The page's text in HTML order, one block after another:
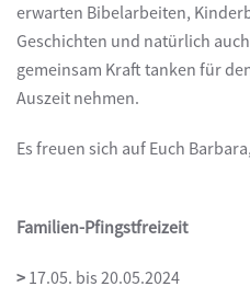
erwarten Bibelarbeiten,
Geschichten und natürlich
gemeinsam Kraft tanken für
Auszeit nehmen.
Es freuen sich auf Euch
Familien-Pfingstfreizeit
> 17.05. bis 20.05.2024